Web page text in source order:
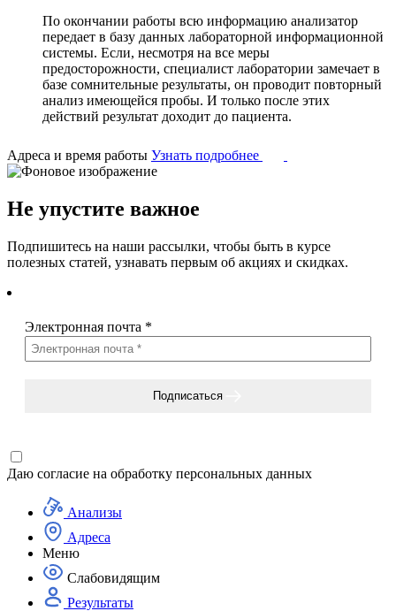
По окончании работы всю информацию анализатор
передает в базу данных лабораторной информационной
системы. Если, несмотря на все меры
предосторожности, специалист лаборатории замечает в
базе сомнительные результаты, он проводит повторный
анализ имеющейся пробы. И только после этих
действий результат доходит до пациента.
Адреса и время работы Узнать подробнее
Не упустите важное
Подпишитесь на наши рассылки, чтобы быть в курсе
полезных статей, узнавать первым об акциях и скидках.
Электронная почта *
Подписаться
Даю согласие на обработку персональных данных
Анализы
Адреса
Меню
Слабовидящим
Результаты